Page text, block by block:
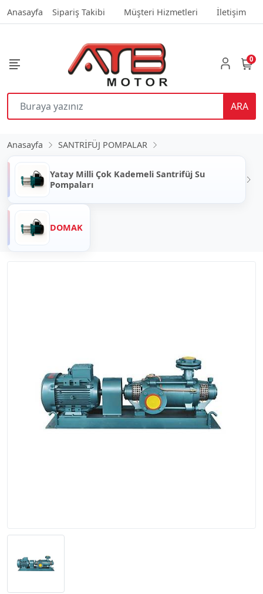
Anasayfa Sipariş Takibi Müşteri Hizmetleri İletişim
ARA
0
Anasayfa SANTRİFÜJ POMPALAR
Yatay Milli Çok Kademeli Santrifüj Su
Pompaları
DOMAK